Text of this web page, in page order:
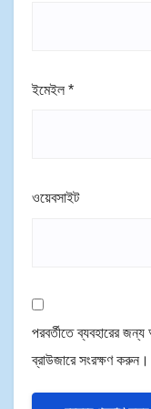
ইমেইল *
ওয়েবসাইট
পরবর্তীতে ব্যবহারের
ব্রাউজারে সংরক্ষণ করুন।